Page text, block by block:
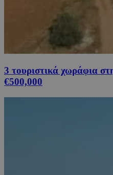
3 τουριστικά χωράφια
€500,000